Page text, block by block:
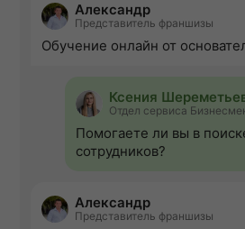
Александр
Представитель франшизы
Обучение онлайн от
Ксения
Отдел сервиса
Помогаете ли вы в
сотрудников?
Александр
Представитель франшизы